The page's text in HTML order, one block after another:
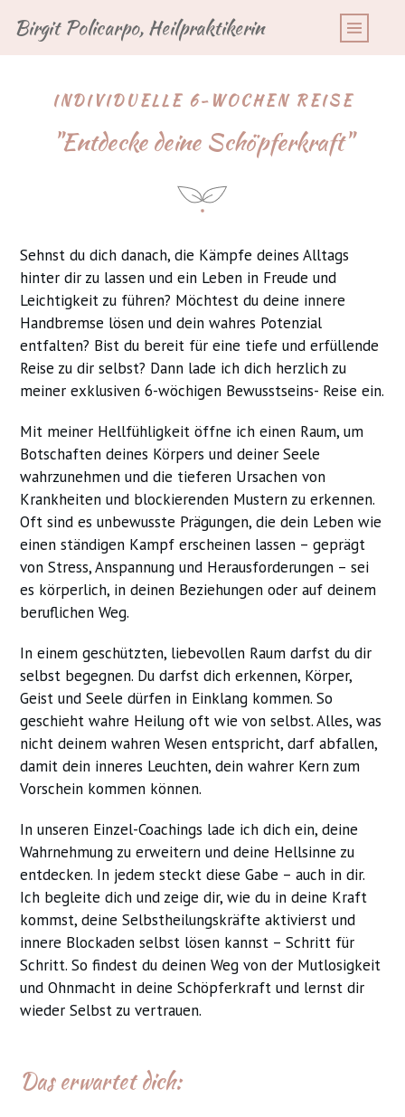
Birgit Policarpo, Heilpraktikerin
INDIVIDUELLE 6-WOCHEN REISE
"Entdecke deine Schöpferkraft"
Sehnst du dich danach, die Kämpfe deines Alltags
hinter dir zu lassen und ein Leben in Freude und
Leichtigkeit zu führen? Möchtest du deine innere
Handbremse lösen und dein wahres Potenzial
entfalten? Bist du bereit für eine tiefe und erfüllende
Reise zu dir selbst? Dann lade ich dich herzlich zu
meiner exklusiven 6-wöchigen Bewusstseins- Reise ein.
Mit meiner Hellfühligkeit öffne ich einen Raum, um
Botschaften deines Körpers und deiner Seele
wahrzunehmen und die tieferen Ursachen von
Krankheiten und blockierenden Mustern zu erkennen.
Oft sind es unbewusste Prägungen, die dein Leben wie
einen ständigen Kampf erscheinen lassen – geprägt
von Stress, Anspannung und Herausforderungen – sei
es körperlich, in deinen Beziehungen oder auf deinem
beruflichen Weg.
In einem geschützten, liebevollen Raum darfst du dir
selbst begegnen. Du darfst dich erkennen, Körper,
Geist und Seele dürfen in Einklang kommen. So
geschieht wahre Heilung oft wie von selbst. Alles, was
nicht deinem wahren Wesen entspricht, darf abfallen,
damit dein inneres Leuchten, dein wahrer Kern zum
Vorschein kommen können.
In unseren Einzel-Coachings lade ich dich ein, deine
Wahrnehmung zu erweitern und deine Hellsinne zu
entdecken. In jedem steckt diese Gabe – auch in dir.
Ich begleite dich und zeige dir, wie du in deine Kraft
kommst, deine Selbstheilungskräfte aktivierst und
innere Blockaden selbst lösen kannst – Schritt für
Schritt. So findest du deinen Weg von der Mutlosigkeit
und Ohnmacht in deine Schöpferkraft und lernst dir
wieder Selbst zu vertrauen.
Das erwartet dich: